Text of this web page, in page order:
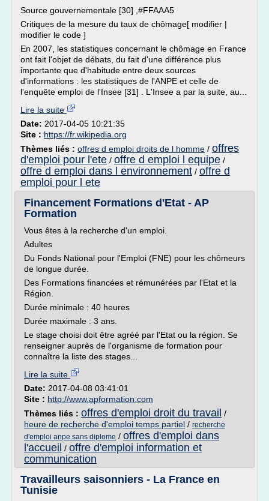
Source gouvernementale [30] ,#FFAAA5
Critiques de la mesure du taux de chômage[ modifier |
modifier le code ]
En 2007, les statistiques concernant le chômage en France
ont fait l'objet de débats, du fait d'une différence plus
importante que d'habitude entre deux sources
d'informations : les statistiques de l'ANPE et celle de
l'enquête emploi de l'Insee [31] . L'Insee a par la suite, au...
Lire la suite
Date: 2017-04-05 10:21:35
Site : https://fr.wikipedia.org
Thèmes liés : offres d emploi droits de l homme / offres
d'emploi pour l'ete / offre d emploi l equipe /
offre d emploi dans l environnement / offre d
emploi pour l ete
Financement Formations d'Etat - AP
Formation
Vous êtes à la recherche d'un emploi.
Adultes
Du Fonds National pour l'Emploi (FNE) pour les chômeurs
de longue durée.
Des Formations financées et rémunérées par l'Etat et la
Région.
Durée minimale : 40 heures
Durée maximale : 3 ans.
Le stage choisi doit être agréé par l'Etat ou la région. Se
renseigner auprès de l'organisme de formation pour
connaître la liste des stages...
Lire la suite
Date: 2017-04-08 03:41:01
Site : http://www.apformation.com
Thèmes liés : offres d'emploi droit du travail /
heure de recherche d'emploi temps partiel / recherche
d'emploi anpe sans diplome / offres d'emploi dans
l'accueil / offre d'emploi information et
communication
Travailleurs saisonniers - La France en
Tunisie